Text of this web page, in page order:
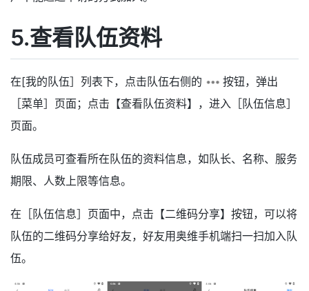
5.查看队伍资料
在[我的队伍］列表下，点击队伍右侧的
按钮，弹出
［菜单］页面；点击【查看队伍资料】，进入［队伍信息］
页面。
队伍成员可查看所在队伍的资料信息，如队长、名称、服务
期限、人数上限等信息。
在［队伍信息］页面中，点击【二维码分享】按钮，可以将
队伍的二维码分享给好友，好友用奥维手机端扫一扫加入队
伍。